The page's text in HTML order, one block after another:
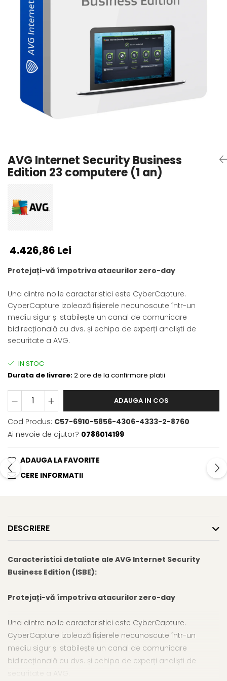
AVAST Driver Updater
AVAST SecureLine VPN
AVAST AntiTrack Premium
AVG Internet Security Business
Edition 23 computere (1 an)
4.426,86 Lei
Protejați-vă împotriva atacurilor zero-day
Una dintre noile caracteristici este CyberCapture.
CyberCapture izolează fișierele necunoscute într-un
mediu sigur și stabilește un canal de comunicare
bidirecțională cu dvs. și echipa de experți analiști de
securitate a AVG.
IN STOC
Durata de livrare:2 ore de la confirmare platii
ADAUGA IN COS
Cod Produs: C57-6910-5856-4306-4333-2-8760
Ai nevoie de ajutor? 0786014199
ADAUGA LA FAVORITE
CERE INFORMATII
DESCRIERE
Caracteristici detaliate ale AVG Internet Security
Business Edition (ISBE):
Protejați-vă împotriva atacurilor zero-day
Una dintre noile caracteristici este CyberCapture.
CyberCapture izolează fișierele necunoscute într-un
mediu sigur și stabilește un canal de comunicare
bidirecțională cu dvs. și echipa de experți analiști de